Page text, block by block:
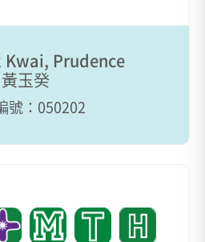
Kwai, Prudence
黃玉癸
號：050202